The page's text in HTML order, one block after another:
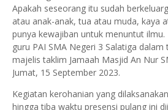
Apakah seseorang itu sudah
atau anak-anak, tua atau muda, kaya
punya kewajiban untuk menuntut ilmu.
guru PAI SMA Negeri 3 Salatiga
majelis taklim Jamaah Masjid An Nur
Jumat, 15 September 2023.
Kegiatan kerohanian yang
hingga tiba waktu presensi pulang ini